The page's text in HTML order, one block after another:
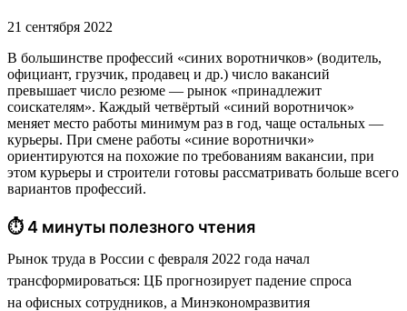
21 сентября 2022
В большинстве профессий «синих воротничков» (водитель,
официант, грузчик, продавец и др.) число вакансий
превышает число резюме — рынок «принадлежит
соискателям». Каждый четвёртый «синий воротничок»
меняет место работы минимум раз в год, чаще остальных —
курьеры. При смене работы «синие воротнички»
ориентируются на похожие по требованиям вакансии, при
этом курьеры и строители готовы рассматривать больше всего
вариантов профессий.
⏱ 4 минуты полезного чтения
Рынок труда в России с февраля 2022 года начал
трансформироваться: ЦБ прогнозирует падение спроса
на офисных сотрудников, а Минэкономразвития